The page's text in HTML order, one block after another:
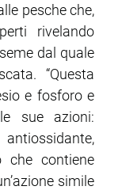
pesche che,
rivelando
dal quale
“Questa
e fosforo e
sue azioni:
che contiene
simile